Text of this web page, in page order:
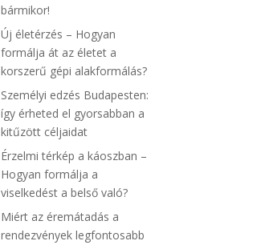
bármikor!
Új életérzés – Hogyan
formálja át az életet a
korszerű gépi alakformálás?
Személyi edzés Budapesten:
így érheted el gyorsabban a
kitűzött céljaidat
Érzelmi térkép a káoszban –
Hogyan formálja a
viselkedést a belső való?
Miért az éremátadás a
rendezvények legfontosabb